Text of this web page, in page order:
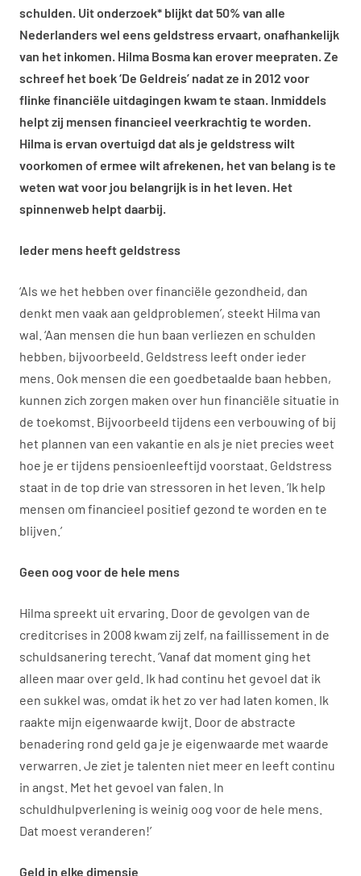
schulden. Uit onderzoek* blijkt dat 50% van alle
Nederlanders wel eens geldstress ervaart, onafhankelijk
van het inkomen. Hilma Bosma kan erover meepraten. Ze
schreef het boek ‘De Geldreis’ nadat ze in 2012 voor
flinke financiële uitdagingen kwam te staan. Inmiddels
helpt zij mensen financieel veerkrachtig te worden.
Hilma is ervan overtuigd dat als je geldstress wilt
voorkomen of ermee wilt afrekenen, het van belang is te
weten wat voor jou belangrijk is in het leven. Het
spinnenweb helpt daarbij.
Ieder mens heeft geldstress
‘Als we het hebben over financiële gezondheid, dan
denkt men vaak aan geldproblemen’, steekt Hilma van
wal. ‘Aan mensen die hun baan verliezen en schulden
hebben, bijvoorbeeld. Geldstress leeft onder ieder
mens. Ook mensen die een goedbetaalde baan hebben,
kunnen zich zorgen maken over hun financiële situatie in
de toekomst. Bijvoorbeeld tijdens een verbouwing of bij
het plannen van een vakantie en als je niet precies weet
hoe je er tijdens pensioenleeftijd voorstaat. Geldstress
staat in de top drie van stressoren in het leven. ‘Ik help
mensen om financieel positief gezond te worden en te
blijven.’
Geen oog voor de hele mens
Hilma spreekt uit ervaring. Door de gevolgen van de
creditcrises in 2008 kwam zij zelf, na faillissement in de
schuldsanering terecht. ‘Vanaf dat moment ging het
alleen maar over geld. Ik had continu het gevoel dat ik
een sukkel was, omdat ik het zo ver had laten komen. Ik
raakte mijn eigenwaarde kwijt. Door de abstracte
benadering rond geld ga je je eigenwaarde met waarde
verwarren. Je ziet je talenten niet meer en leeft continu
in angst. Met het gevoel van falen. In
schuldhulpverlening is weinig oog voor de hele mens.
Dat moest veranderen!’
Geld in elke dimensie